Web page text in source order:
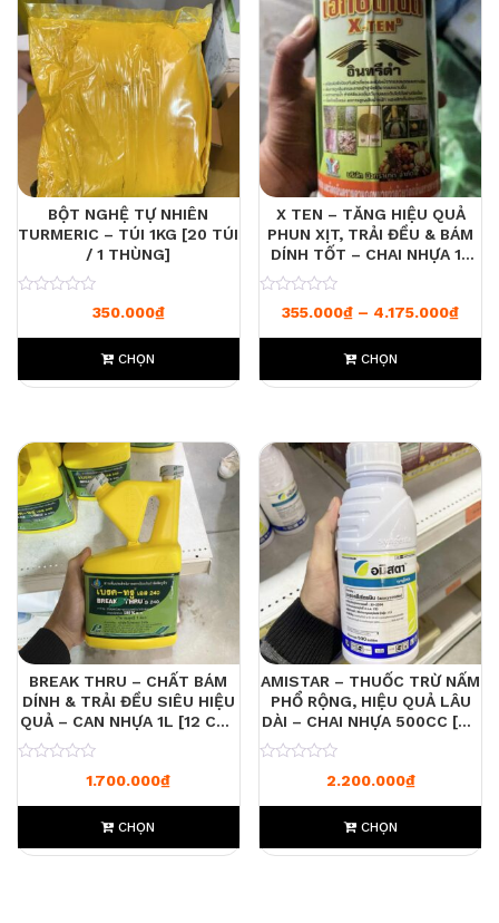
BỘT NGHỆ TỰ NHIÊN
TURMERIC – TÚI 1KG [20 TÚI
/ 1 THÙNG]
350.000₫
CHỌN
X TEN – TĂNG HIỆU QUẢ
PHUN XỊT, TRẢI ĐỀU & BÁM
DÍNH TỐT – CHAI NHỰA 1L
[12 CHAI / 1 THÙNG]
355.000₫ – 4.175.000₫
CHỌN
BREAK THRU – CHẤT BÁM
DÍNH & TRẢI ĐỀU SIÊU HIỆU
QUẢ – CAN NHỰA 1L [12 CAN
/ 1 THÙNG]
1.700.000₫
CHỌN
AMISTAR – THUỐC TRỪ NẤM
PHỔ RỘNG, HIỆU QUẢ LÂU
DÀI – CHAI NHỰA 500CC [24
CHAI / 1 THÙNG]
2.200.000₫
CHỌN